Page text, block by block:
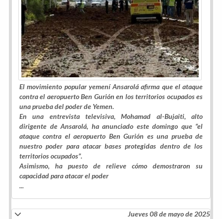
El movimiento popular yemení Ansarolá afirma que el ataque
contra el aeropuerto Ben Gurión en los territorios ocupados es
una prueba del poder de Yemen.
En una entrevista televisiva, Mohamad al-Bujaiti, alto
dirigente de Ansarolá, ha anunciado este domingo que “el
ataque contra el aeropuerto Ben Gurión es una prueba de
nuestro poder para atacar bases protegidas dentro de los
territorios ocupados”.
Asimismo, ha puesto de relieve cómo demostraron su
capacidad para atacar el poder
...
Jueves 08 de mayo de 2025